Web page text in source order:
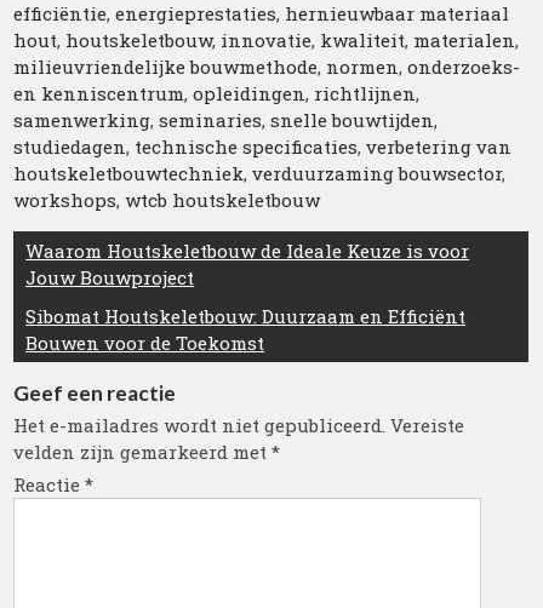
efficiëntie,energieprestaties, hernieuwbaar materiaal
hout, houtskeletbouw, innovatie, kwaliteit, materialen,
milieuvriendelijke bouwmethode, normen,onderzoeks-
en kenniscentrum,opleidingen, richtlijnen,
samenwerking,seminaries,snelle bouwtijden,
studiedagen, technische specificaties,verbetering van
houtskeletbouwtechniek,verduurzaming bouwsector,
workshops,wtcb houtskeletbouw
Berichtnavigatie
Waarom Houtskeletbouw de Ideale Keuze is voor
Jouw Bouwproject
Sibomat Houtskeletbouw: Duurzaam en Efficiënt
Bouwen voor de Toekomst
Geef een reactie
Het e-mailadres wordt niet gepubliceerd. Vereiste
velden zijn gemarkeerd met*
Reactie*